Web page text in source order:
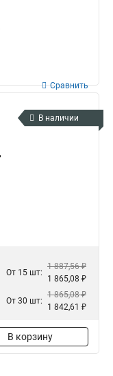
Сравнить
В наличии
От 15 шт:
1 887,56 ₽
1 865,08 ₽
От 30 шт:
1 865,08 ₽
1 842,61 ₽
В корзину